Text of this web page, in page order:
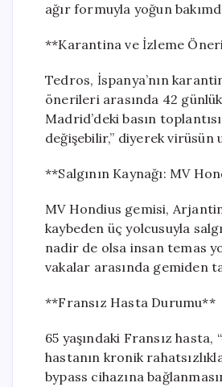
ağır formuyla yoğun
**Karantina ve İzleme
Tedros, İspanya’nın
önerileri arasında 42
Madrid’deki basın
değişebilir,” diyerek
**Salgının Kaynağı: MV
MV Hondius gemisi,
kaybeden üç yolcusuyla
nadir de olsa insan temas
vakalar arasında gemiden
**Fransız Hasta Durumu**
65 yaşındaki Fransız
hastanın kronik
bypass cihazına